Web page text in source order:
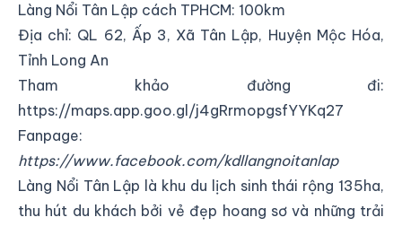
Làng Nổi Tân Lập cách TPHCM: 100km
Địa chỉ: QL 62, Ấp 3, Xã Tân Lập, Huyện Mộc Hóa,
Tỉnh Long An
Tham khảo đường đi:
https://maps.app.goo.gl/j4gRrmopgsfYYKq27
Fanpage:
https://www.facebook.com/kdllangnoitanlap
Làng Nổi Tân Lập là khu du lịch sinh thái rộng 135ha,
thu hút du khách bởi vẻ đẹp hoang sơ và những trải